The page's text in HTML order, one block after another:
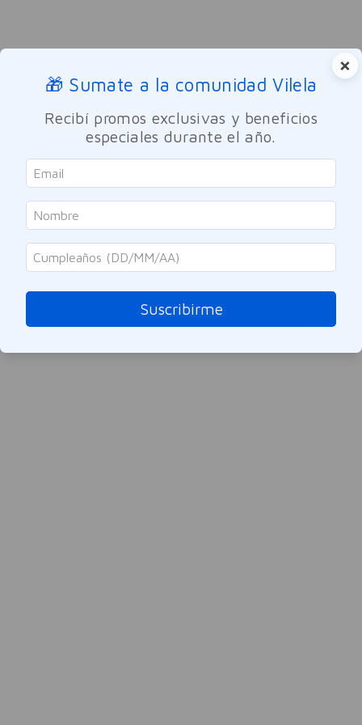
×
🎁 Sumate a la comunidad Vilela
Recibí promos exclusivas y beneficios
especiales durante el año.
Suscribirme